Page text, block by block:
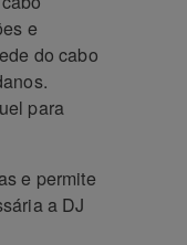
e
do cabo
para
e permite
a DJ